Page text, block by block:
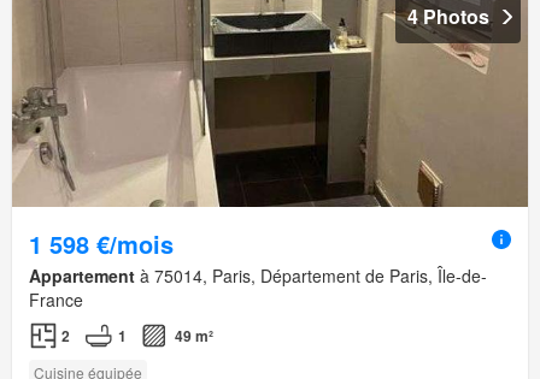
4 Photos
1 598 €/mois
Appartement à 75014, Paris, Département de Paris, Île-de-
France
2 1 49 m²
Cuisine équipée